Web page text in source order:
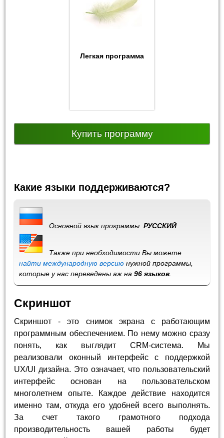
Легкая программа
Купить программу
Какие языки поддерживаются?
Основной язык программы:РУССКИЙ
Также при необходимости Вы можете
найти международную версию нужной программы,
которые у нас переведены аж на96 языков
Скриншот
Скриншот - это снимок экрана с работающим
программным обеспечением. По нему можно сразу
понять, как выглядит CRM-система. Мы
реализовали оконный интерфейс с поддержкой
UX/UI дизайна. Это означает, что пользовательский
интерфейс основан на пользовательском
многолетнем опыте. Каждое действие находится
именно там, откуда его удобней всего выполнять.
За счет такого грамотного подхода
производительность вашей работы будет